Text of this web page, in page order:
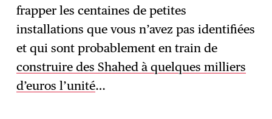
frapper les centaines de petites
installations que vous n’avez pas identifiées
et qui sont probablement en train de
construire des Shahed à quelques milliers
d’euros l’unité…